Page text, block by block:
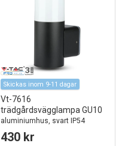
Skickas inom 9-11 dagar
Vt-7616
trädgårdsvägglampa GU10
aluminiumhus, svart IP54
430 kr